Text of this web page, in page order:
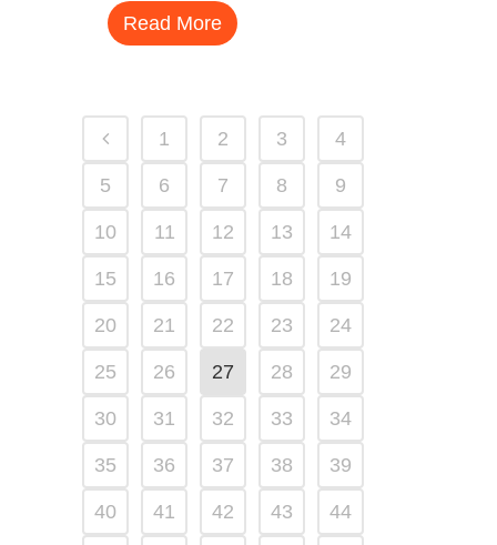
Read More
1 2 3 4
5 6 7 8 9
10 11 12 13 14
15 16 17 18 19
20 21 22 23 24
25 26 27 28 29
30 31 32 33 34
35 36 37 38 39
40 41 42 43 44